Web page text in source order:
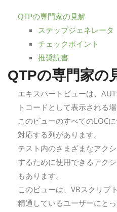
QTPの専門家の見解
ステップジェネレータ
チェックポイント
推奨読書
QTPの専門家の
エキスパートビューは、
トコードとして表示される場
このビューのすべてのLOC
対応する列があります。
テスト内のさまざまなアク
するために使用できるアク
もあります。
このビューは、VBスクリプ
精通しているユーザーにとっ